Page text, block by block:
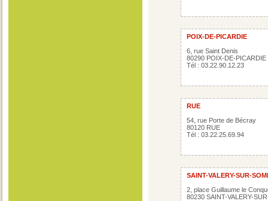
POIX-DE-PICARDIE
6, rue Saint Denis
80290 POIX-DE-PICARDIE
Tél : 03.22.90.12.23
RUE
54, rue Porte de Bécray
80120 RUE
Tél : 03.22.25.69.94
SAINT-VALERY-SUR-
2, place Guillaume le
80230 SAINT-VALERY-